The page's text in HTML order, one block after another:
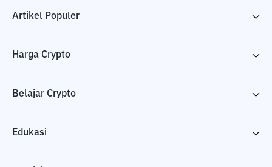
Artikel Populer
Harga Crypto
Belajar Crypto
Edukasi